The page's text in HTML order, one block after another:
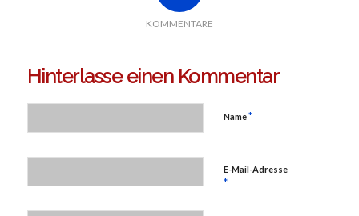
KOMMENTARE
Hinterlasse einen Kommentar
Name*
E-Mail-Adresse
*